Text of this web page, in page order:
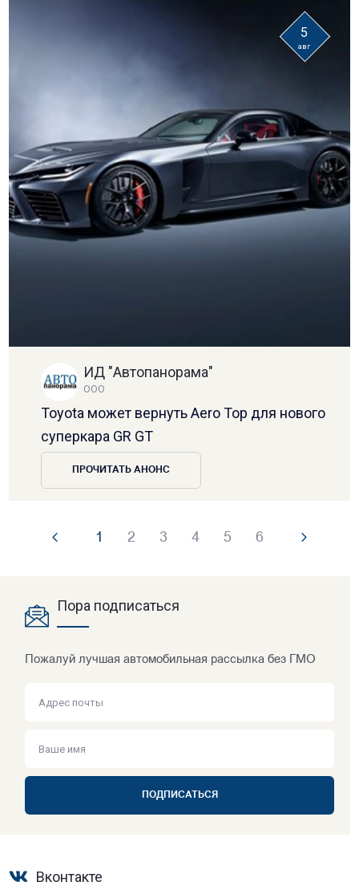
5
авг
ИД "Автопанорама"
ООО
Toyota может вернуть Aero Top для нового
суперкара GR GT
ПРОЧИТАТЬ АНОНС
1 2 3 4 5 6
Пора подписаться
Пожалуй лучшая автомобильная рассылка без ГМО
ПОДПИСАТЬСЯ
Вконтакте